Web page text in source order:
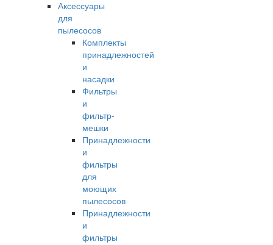
Аксессуары
для
пылесосов
Комплекты
принадлежностей
и
насадки
Фильтры
и
фильтр-
мешки
Принадлежности
и
фильтры
для
моющих
пылесосов
Принадлежности
и
фильтры